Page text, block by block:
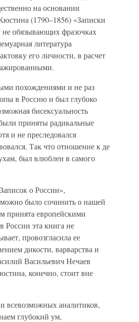
на основании
(1790–1856) «Записки
обязывающих фразочках
литература
его личности, в расчет
похождениями и не раз
в Россию и был глубоко
бисексуальность
приняты радикальные
и не преследовался
Так что отношение к де
был влюблен в самого
о России»,
было сочинить о нашей
принята европейскими
России эта книга не
провозгласила ее
дикости, варварства и
Васильевич Нечаев
конечно, стоит вне
всевозможных аналитиков,
глубокий ум,